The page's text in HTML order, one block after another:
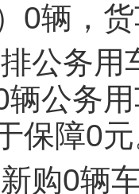
0辆，
务用
公务
保障0
0辆车